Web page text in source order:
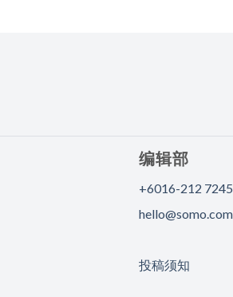
编辑部
+6016-212 7245
投稿须知